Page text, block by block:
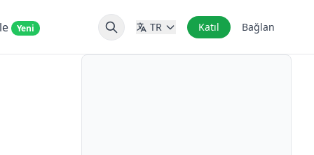
Yeni TR Katıl Bağlan